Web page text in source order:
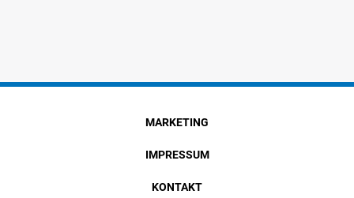
MARKETING
IMPRESSUM
KONTAKT